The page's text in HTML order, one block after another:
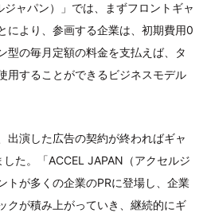
ジャパン）」では、まずフロントギャ
により、参画する企業は、初期費用0
型の毎月定額の料金を支払えば、タ
用することができるビジネスモデル
出演した広告の契約が終わればギャ
た。「ACCEL JAPAN（アクセルジ
トが多くの企業のPRに登場し、企業
クが積み上がっていき、継続的にギ